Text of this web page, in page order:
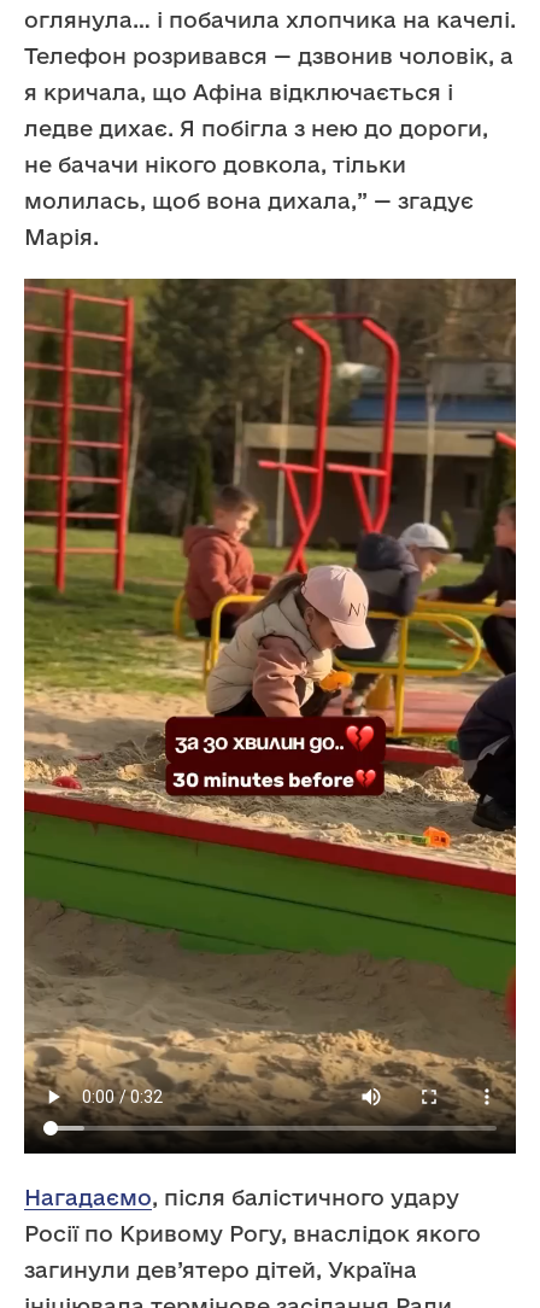
оглянула… і побачила хлопчика на качелі.
Телефон розривався — дзвонив чоловік, а
я кричала, що Афіна відключається і
ледве дихає. Я побігла з нею до дороги,
не бачачи нікого довкола, тільки
молилась, щоб вона дихала,” — згадує
Марія.
Нагадаємо, після балістичного удару
Росії по Кривому Рогу, внаслідок якого
загинули дев’ятеро дітей, Україна